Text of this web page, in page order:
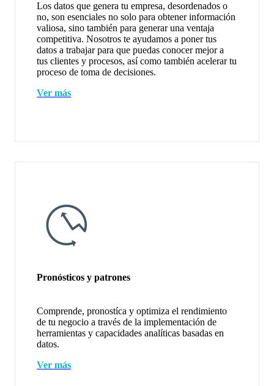
Los datos que genera tu empresa, desordenados o
no, son esenciales no solo para obtener información
valiosa, sino también para generar una ventaja
competitiva. Nosotros te ayudamos a poner tus
datos a trabajar para que puedas conocer mejor a
tus clientes y procesos, así como también acelerar tu
proceso de toma de decisiones.
Ver más
Pronósticos y patrones
Comprende, pronostíca y optimiza el rendimiento
de tu negocio a través de la implementación de
herramientas y capacidades analíticas basadas en
datos.
Ver más